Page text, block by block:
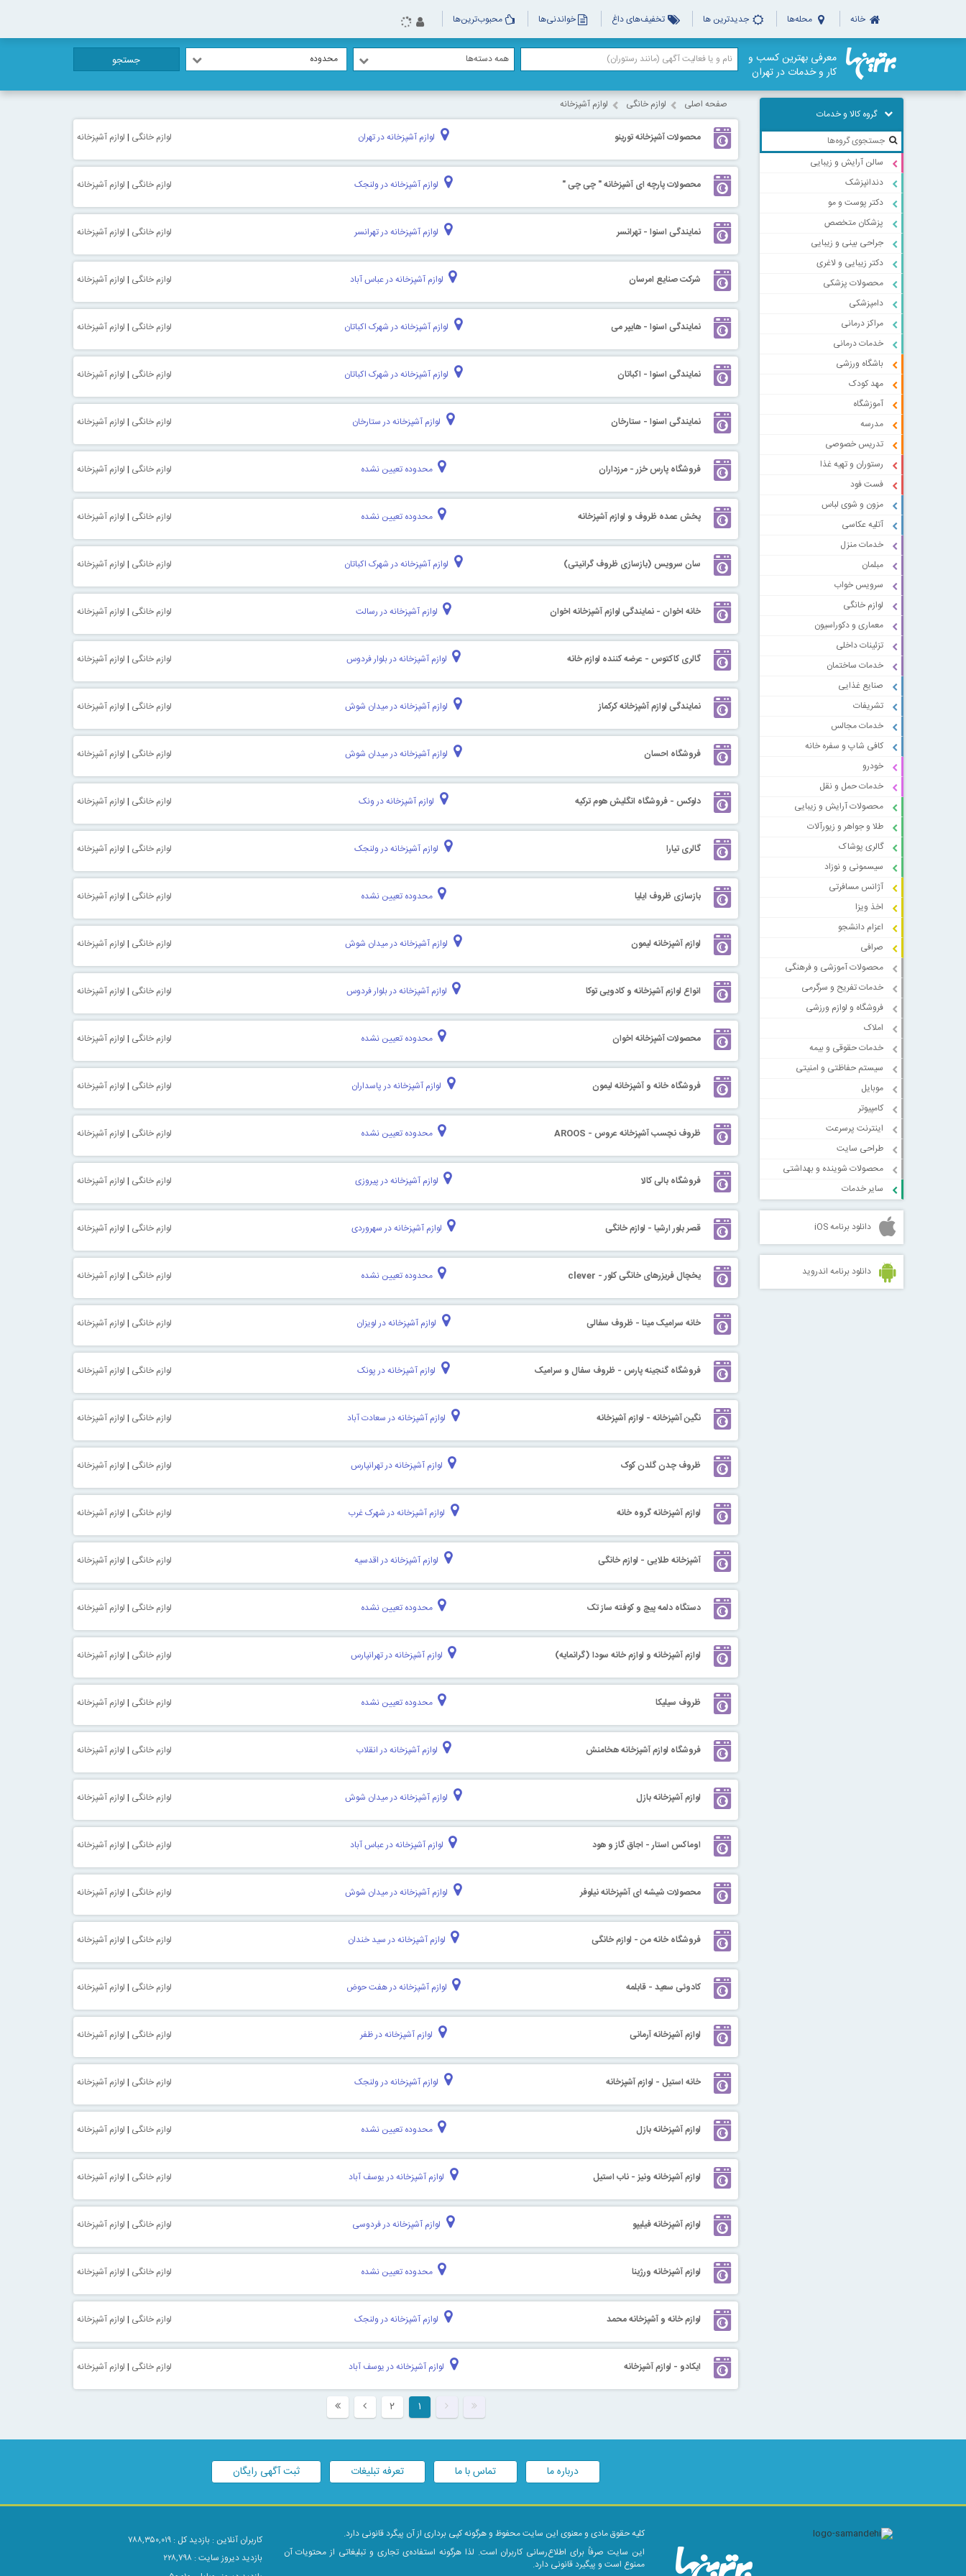
خانه محله‌ها جدیدترین ها تخفیف‌های داغ خواندنی‌ها محبوب‌ترین‌ها
معرفی بهترین کسب و
کار و خدمات در تهران
همه دسته‌ها محدوده جستجو
گروه کالا و خدمات
سالن آرایش و زیبایی
دندانپزشک
دکتر پوست و مو
پزشکان متخصص
جراحی بینی و زیبایی
دکتر زیبایی و لاغری
محصولات پزشکی
دامپزشکی
مراکز درمانی
خدمات درمانی
باشگاه ورزشی
مهد کودک
آموزشگاه
مدرسه
تدریس خصوصی
رستوران و تهیه غذا
فست فود
مزون و شوی لباس
آتلیه عکاسی
خدمات منزل
مبلمان
سرویس خواب
لوازم خانگی
معماری و دکوراسیون
تزئینات داخلی
خدمات ساختمان
صنایع غذایی
تشریفات
خدمات مجالس
کافی شاپ و سفره خانه
خودرو
خدمات حمل و نقل
محصولات آرایش و زیبایی
طلا و جواهر و زیورآلات
گالری پوشاک
سیسمونی و نوزاد
آژانس مسافرتی
اخذ ویزا
اعزام دانشجو
صرافی
محصولات آموزشی و فرهنگی
خدمات تفریح و سرگرمی
فروشگاه و لوازم ورزشی
املاک
خدمات حقوقی و بیمه
سیستم حفاظتی و امنیتی
موبایل
کامپیوتر
اینترنت پرسرعت
طراحی سایت
محصولات شوینده و بهداشتی
سایر خدمات
دانلود برنامه iOS
دانلود برنامه اندروید
صفحه اصلی لوازم خانگی لوازم آشپزخانه
محصولات آشپزخانه تورینو لوازم آشپزخانه در تهران لوازم خانگی | لوازم آشپزخانه
محصولات پارچه ای آشپزخانه " چی چی " لوازم آشپزخانه در ولنجک لوازم خانگی | لوازم آشپزخانه
نمایندگی اسنوا - تهرانسر لوازم آشپزخانه در تهرانسر لوازم خانگی | لوازم آشپزخانه
شرکت صنایع امرسان لوازم آشپزخانه در عباس آباد لوازم خانگی | لوازم آشپزخانه
نمایندگی اسنوا - هایپر می لوازم آشپزخانه در شهرک اکباتان لوازم خانگی | لوازم آشپزخانه
نمایندگی اسنوا - اکباتان لوازم آشپزخانه در شهرک اکباتان لوازم خانگی | لوازم آشپزخانه
نمایندگی اسنوا - ستارخان لوازم آشپزخانه در ستارخان لوازم خانگی | لوازم آشپزخانه
فروشگاه پارس خزر - مرزداران محدوده تعیین نشده لوازم خانگی | لوازم آشپزخانه
پخش عمده ظروف و لوازم آشپزخانه محدوده تعیین نشده لوازم خانگی | لوازم آشپزخانه
سان سرویس (بازسازی ظروف گرانیتی) لوازم آشپزخانه در شهرک اکباتان لوازم خانگی | لوازم آشپزخانه
خانه اخوان - نمایندگی لوازم آشپزخانه اخوان لوازم آشپزخانه در رسالت لوازم خانگی | لوازم آشپزخانه
گالری کاکتوس - عرضه کننده لوازم خانه لوازم آشپزخانه در بلوار فردوس لوازم خانگی | لوازم آشپزخانه
نمایندگی لوازم آشپزخانه کرکماز لوازم آشپزخانه در میدان شوش لوازم خانگی | لوازم آشپزخانه
فروشگاه احسان لوازم آشپزخانه در میدان شوش لوازم خانگی | لوازم آشپزخانه
دلوکس - فروشگاه انگلیش هوم ترکیه لوازم آشپزخانه در ونک لوازم خانگی | لوازم آشپزخانه
گالری تیارا لوازم آشپزخانه در ولنجک لوازم خانگی | لوازم آشپزخانه
بازسازی ظروف ایلیا محدوده تعیین نشده لوازم خانگی | لوازم آشپزخانه
لوازم آشپزخانه لیمون لوازم آشپزخانه در میدان شوش لوازم خانگی | لوازم آشپزخانه
انواع لوازم آشپزخانه و کادویی توکا لوازم آشپزخانه در بلوار فردوس لوازم خانگی | لوازم آشپزخانه
محصولات آشپزخانه اخوان محدوده تعیین نشده لوازم خانگی | لوازم آشپزخانه
فروشگاه خانه و آشپزخانه لیمون لوازم آشپزخانه در پاسداران لوازم خانگی | لوازم آشپزخانه
ظروف نچسب آشپزخانه عروس - AROOS محدوده تعیین نشده لوازم خانگی | لوازم آشپزخانه
فروشگاه بالی کالا لوازم آشپزخانه در پیروزی لوازم خانگی | لوازم آشپزخانه
قصر بلور ارشیا - لوازم خانگی لوازم آشپزخانه در سهروردی لوازم خانگی | لوازم آشپزخانه
یخچال فریزرهای خانگی کلور - clever محدوده تعیین نشده لوازم خانگی | لوازم آشپزخانه
خانه سرامیک مینا - ظروف سفالی لوازم آشپزخانه در لویزان لوازم خانگی | لوازم آشپزخانه
فروشگاه گنجینه پارس - ظروف سفال و سرامیک لوازم آشپزخانه در پونک لوازم خانگی | لوازم آشپزخانه
نگین آشپزخانه - لوازم آشپزخانه لوازم آشپزخانه در سعادت آباد لوازم خانگی | لوازم آشپزخانه
ظروف چدن گلدن کوک لوازم آشپزخانه در تهرانپارس لوازم خانگی | لوازم آشپزخانه
لوازم آشپزخانه گروه خانه لوازم آشپزخانه در شهرک غرب لوازم خانگی | لوازم آشپزخانه
آشپزخانه طلایی - لوازم خانگی لوازم آشپزخانه در اقدسیه لوازم خانگی | لوازم آشپزخانه
دستگاه دلمه پیچ و کوفته ساز تک محدوده تعیین نشده لوازم خانگی | لوازم آشپزخانه
لوازم آشپزخانه و لوازم خانه سودا (گرانمایه) لوازم آشپزخانه در تهرانپارس لوازم خانگی | لوازم آشپزخانه
ظروف سیلیکا محدوده تعیین نشده لوازم خانگی | لوازم آشپزخانه
فروشگاه لوازم آشپزخانه هخامنش لوازم آشپزخانه در انقلاب لوازم خانگی | لوازم آشپزخانه
لوازم آشپزخانه بازل لوازم آشپزخانه در میدان شوش لوازم خانگی | لوازم آشپزخانه
اوماکس استار - اجاق گاز و هود لوازم آشپزخانه در عباس آباد لوازم خانگی | لوازم آشپزخانه
محصولات شیشه ای آشپزخانه نیلوفر لوازم آشپزخانه در میدان شوش لوازم خانگی | لوازم آشپزخانه
فروشگاه خانه من - لوازم خانگی لوازم آشپزخانه در سید خندان لوازم خانگی | لوازم آشپزخانه
کادوئی سعید - قابلمه لوازم آشپزخانه در هفت حوض لوازم خانگی | لوازم آشپزخانه
لوازم آشپزخانه آرمانی لوازم آشپزخانه در ظفر لوازم خانگی | لوازم آشپزخانه
خانه استیل - لوازم آشپزخانه لوازم آشپزخانه در ولنجک لوازم خانگی | لوازم آشپزخانه
لوازم آشپزخانه بازل محدوده تعیین نشده لوازم خانگی | لوازم آشپزخانه
لوازم آشپزخانه ونیز - ناب استیل لوازم آشپزخانه در یوسف آباد لوازم خانگی | لوازم آشپزخانه
لوازم آشپزخانه فیلیپو لوازم آشپزخانه در فردوسی لوازم خانگی | لوازم آشپزخانه
لوازم آشپزخانه ورژینا محدوده تعیین نشده لوازم خانگی | لوازم آشپزخانه
لوازم خانه و آشپزخانه محمد لوازم آشپزخانه در ولنجک لوازم خانگی | لوازم آشپزخانه
ایکادو - لوازم آشپزخانه لوازم آشپزخانه در یوسف آباد لوازم خانگی | لوازم آشپزخانه
۱ ۲
درباره ما تماس با ما تعرفه تبلیغات ثبت آگهی رایگان
کلیه حقوق مادی و معنوی این سایت محفوظ و هرگونه کپی برداری از آن پیگرد قانونی دارد.
این سایت صرفاً برای اطلاع‌رسانی کاربران است. لذا هرگونه استفاده‌ی تجاری و تبلیغاتی از محتویات آن
ممنوع است و پیگیرد قانونی دارد.
کاربران آنلاین : بازدید کل : ۷۸۸,۳۵۰,۰۱۹
بازدید دیروز سایت : ۲۲۸,۷۹۸